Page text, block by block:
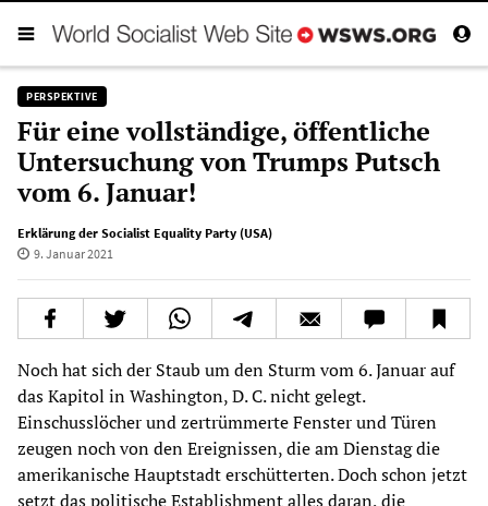
PERSPEKTIVE
Für eine vollständige, öffentliche
Untersuchung von Trumps Putsch
vom 6. Januar!
Erklärung der Socialist Equality Party (USA)
9. Januar 2021
Noch hat sich der Staub um den Sturm vom 6. Januar auf
das Kapitol in Washington, D. C. nicht gelegt.
Einschusslöcher und zertrümmerte Fenster und Türen
zeugen noch von den Ereignissen, die am Dienstag die
amerikanische Hauptstadt erschütterten. Doch schon jetzt
setzt das politische Establishment alles daran, die